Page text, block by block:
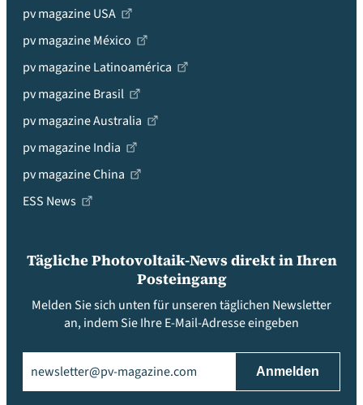
pv magazine USA
pv magazine México
pv magazine Latinoamérica
pv magazine Brasil
pv magazine Australia
pv magazine India
pv magazine China
ESS News
Tägliche Photovoltaik-News direkt in Ihren
Posteingang
Melden Sie sich unten für unseren täglichen Newsletter
an, indem Sie Ihre E-Mail-Adresse eingeben